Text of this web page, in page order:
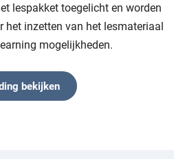
lespakket toegelicht en worden
het inzetten van het lesmateriaal
mogelijkheden.
bekijken